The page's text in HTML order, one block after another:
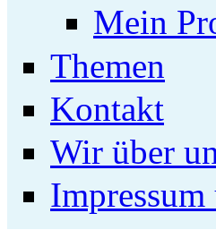
Mein
Themen
Kontakt
Wir über